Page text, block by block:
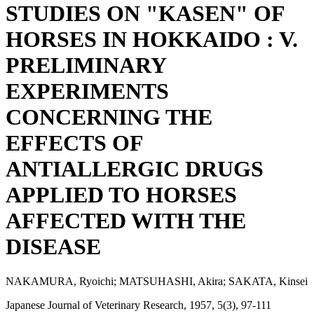
STUDIES ON "KASEN" OF
HORSES IN HOKKAIDO : V.
PRELIMINARY
EXPERIMENTS
CONCERNING THE
EFFECTS OF
ANTIALLERGIC DRUGS
APPLIED TO HORSES
AFFECTED WITH THE
DISEASE
NAKAMURA, Ryoichi; MATSUHASHI, Akira; SAKATA, Kinsei
Japanese Journal of Veterinary Research, 1957, 5(3), 97-111